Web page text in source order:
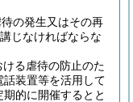
の発生又はその再
じなければならな
る虐待の防止のた
話装置等を活用して
期的に開催するとと